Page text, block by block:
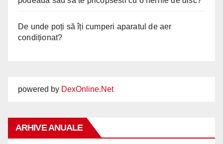
De unde poți să îți cumperi aparatul de aer
condiționat?
powered by DexOnline.Net
ARHIVE ANUALE